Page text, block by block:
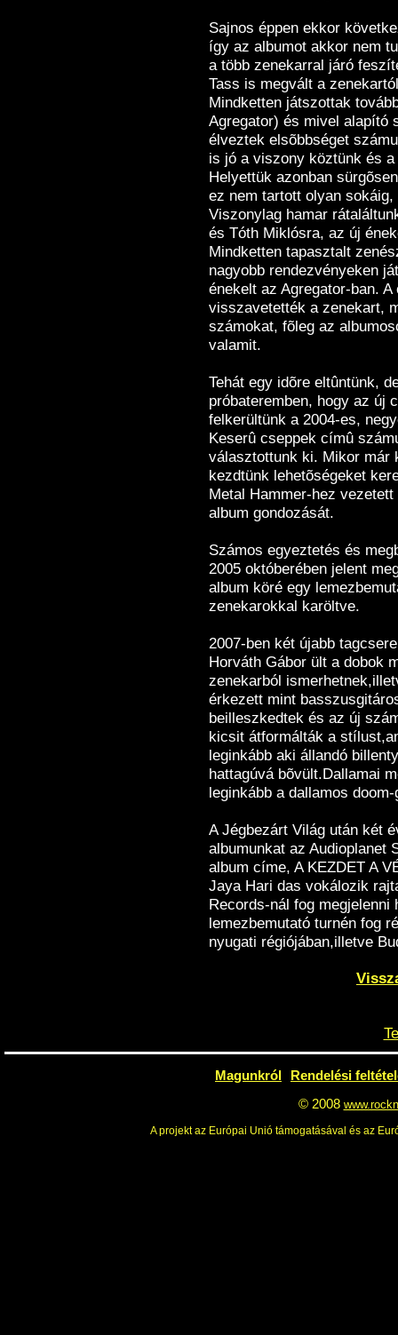
Sajnos éppen ekkor
így az albumot akkor nem
a több zenekarral járó
Tass is megvált a
Mindketten játszottak
Agregator) és mivel alapító
élveztek elsõbbséget
is jó a viszony köztünk és
Helyettük azonban
ez nem tartott olyan
Viszonylag hamar
és Tóth Miklósra, az új
Mindketten tapasztalt
nagyobb rendezvényeken
énekelt az Agregator-ban.
visszavetették a zenekart,
számokat, fõleg az
valamit.
Tehát egy idõre eltûntünk,
próbateremben, hogy az új
felkerültünk a 2004-es,
Keserû cseppek címû
választottunk ki. Mikor már
kezdtünk lehetõségeket
Metal Hammer-hez
album gondozását.
Számos egyeztetés és
2005 októberében jelent
album köré egy
zenekarokkal karöltve.
2007-ben két újabb
Horváth Gábor ült a dobok
zenekarból
érkezett mint
beilleszkedtek és az új
kicsit átformálták a
leginkább aki állandó
hattagúvá bõvült.Dallamai
leginkább a dallamos
A Jégbezárt Világ után két
albumunkat az Audioplanet
album címe, A KEZDET A
Jaya Hari das vokálozik
Records-nál fog megjelenni
lemezbemutató turnén fog
nyugati régiójában,illetve
Magunkról
Rendelési
© 2008
A projekt az Európai Unió támogatásával és az